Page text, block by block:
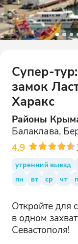
Супер-
замок
Харакс
Районы
Балаклава,
4.9
утренний выезд
пн
вт ср чт
Откройте для
в одном
Севастополя!